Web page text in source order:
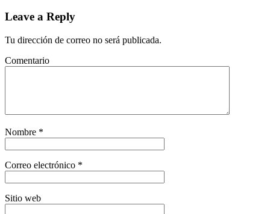
Leave a Reply
Tu dirección de correo no será publicada.
Comentario
Nombre *
Correo electrónico *
Sitio web